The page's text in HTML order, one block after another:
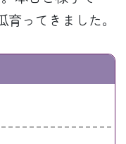
ってきました。